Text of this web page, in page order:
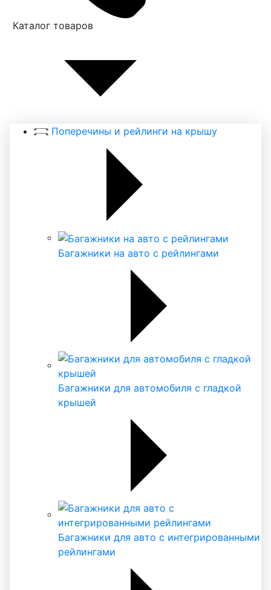
Каталог товаров
Поперечины и рейлинги на крышу
Багажники на авто с рейлингами
Багажники для автомобиля с гладкой
крышей
Багажники для авто с интегрированными
рейлингами